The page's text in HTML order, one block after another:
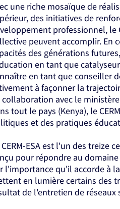
une riche mosaïque de
des initiatives de
professionnel, le
peuvent accomplir. En
des générations
en tant que
en tant que conseiller
à façonner la
collaboration avec le
tout le pays (Kenya), le
et des pratiques
CERM-ESA est l'un des treize
pour répondre au
l'importance qu'il accorde à
en lumière certains des
de l'entretien de